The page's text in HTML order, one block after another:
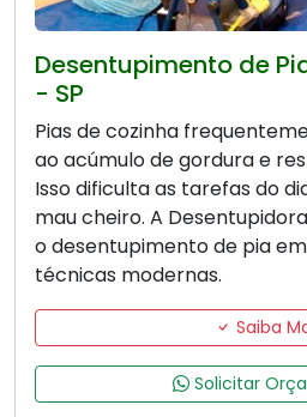
Desentupimento de
- SP
Pias de cozinha
ao acúmulo de gordura e
Isso dificulta as tarefas do
mau cheiro. A
o desentupimento de pia
técnicas modernas.
Saiba
Solicitar